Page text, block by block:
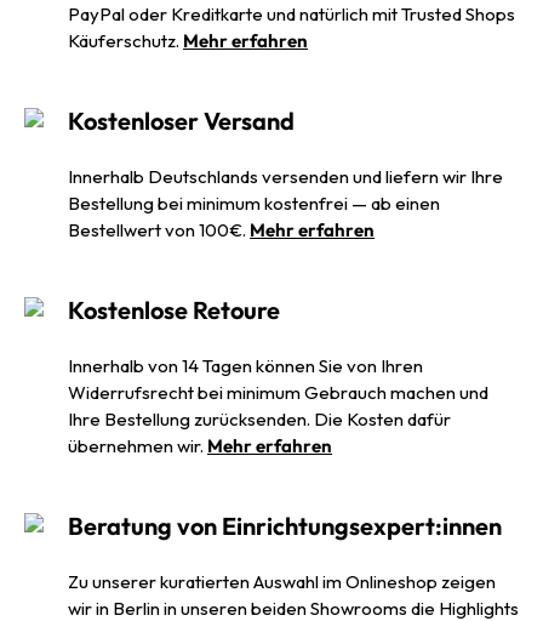
PayPal oder Kreditkarte und natürlich mit Trusted Shops
Käuferschutz. Mehr erfahren
Kostenloser Versand
Innerhalb Deutschlands versenden und liefern wir Ihre
Bestellung bei minimum kostenfrei — ab einen
Bestellwert von 100€. Mehr erfahren
Kostenlose Retoure
Innerhalb von 14 Tagen können Sie von Ihren
Widerrufsrecht bei minimum Gebrauch machen und
Ihre Bestellung zurücksenden. Die Kosten dafür
übernehmen wir. Mehr erfahren
Beratung von Einrichtungsexpert:innen
Zu unserer kuratierten Auswahl im Onlineshop zeigen
wir in Berlin in unseren beiden Showrooms die Highlights